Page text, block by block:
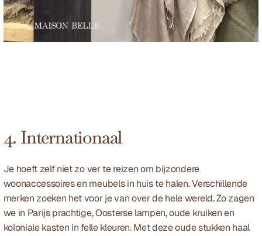
4. Internationaal
Je hoeft zelf niet zo ver te reizen om bijzondere
woonaccessoires en meubels in huis te halen. Verschillende
merken zoeken het voor je van over de hele wereld. Zo zagen
we in Parijs prachtige, Oosterse lampen, oude kruiken en
koloniale kasten in felle kleuren. Met deze oude stukken haal